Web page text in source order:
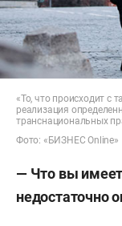
«То, что происходит с
реализация
транснациональных
Фото: «БИЗНЕС Online»
— Что вы
недостаточно